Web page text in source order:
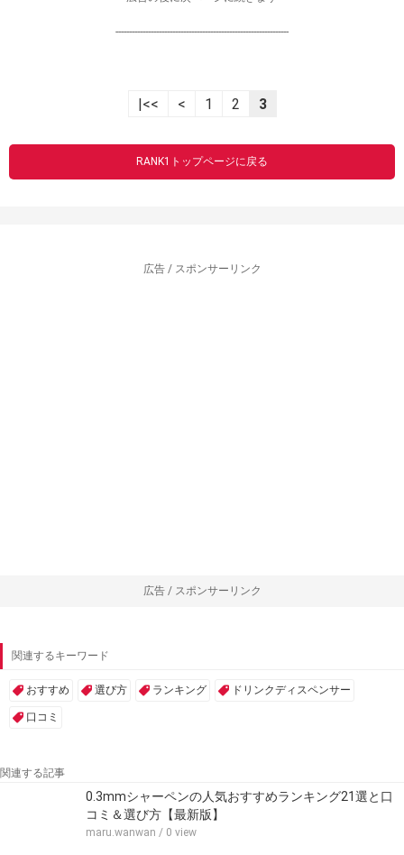
----------------------------------------------------------------
|<< < 1 2 3
RANK1トップページに戻る
広告 / スポンサーリンク
広告 / スポンサーリンク
関連するキーワード
おすすめ 選び方 ランキング ドリンクディスペンサー
口コミ
関連する記事
0.3mmシャーペンの人気おすすめランキング21選と口
コミ＆選び方【最新版】
maru.wanwan / 0 view